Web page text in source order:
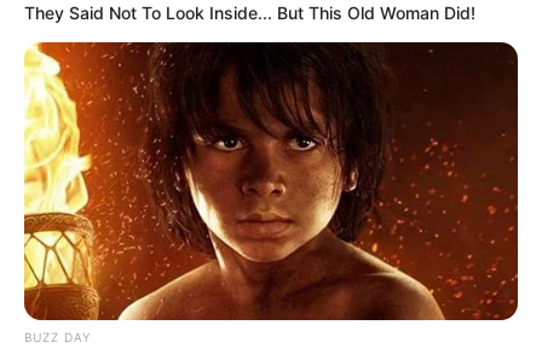
They Said Not To Look Inside... But This Old Woman Did!
BUZZ DAY